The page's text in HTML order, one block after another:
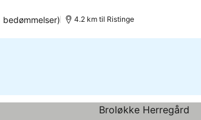
bedømmelser) 4.2 km til Ristinge